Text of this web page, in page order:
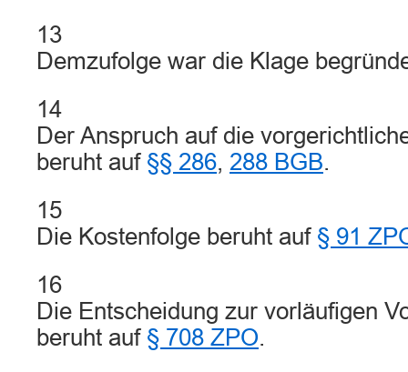
13
Demzufolge war die Klage
14
Der Anspruch auf die
beruht auf §§ 286, 288 BGB.
15
Die Kostenfolge beruht auf § 91
16
Die Entscheidung zur vorläufigen
beruht auf § 708 ZPO.